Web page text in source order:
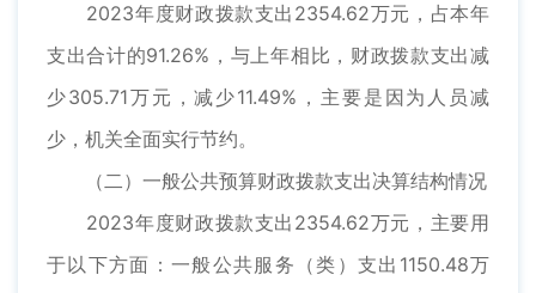
2023年度财政拨款支出2354.62万元，占本年
支出合计的91.26%，与上年相比，财政拨款支出减
少305.71万元，减少11.49%，主要是因为人员减
少，机关全面实行节约。
（二）一般公共预算财政拨款支出决算结构情况
2023年度财政拨款支出2354.62万元，主要用
于以下方面：一般公共服务（类）支出1150.48万